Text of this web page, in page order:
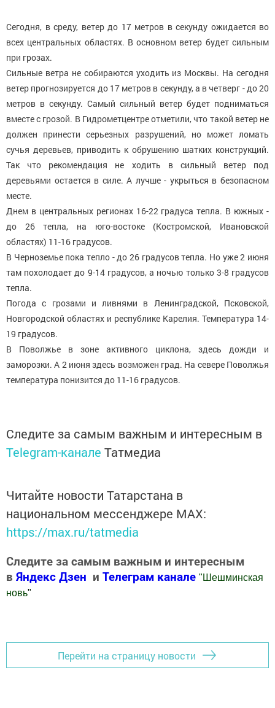
Сегодня, в среду, ветер до 17 метров в секунду ожидается во
всех центральных областях. В основном ветер будет сильным
при грозах.
Сильные ветра не собираются уходить из Москвы. На сегодня
ветер прогнозируется до 17 метров в секунду, а в четверг - до 20
метров в секунду. Самый сильный ветер будет подниматься
вместе с грозой. В Гидрометцентре отметили, что такой ветер не
должен принести серьезных разрушений, но может ломать
сучья деревьев, приводить к обрушению шатких конструкций.
Так что рекомендация не ходить в сильный ветер под
деревьями остается в силе. А лучше - укрыться в безопасном
месте.
Днем в центральных регионах 16-22 градуса тепла. В южных -
до 26 тепла, на юго-востоке (Костромской, Ивановской
областях) 11-16 градусов.
В Черноземье пока тепло - до 26 градусов тепла. Но уже 2 июня
там похолодает до 9-14 градусов, а ночью только 3-8 градусов
тепла.
Погода с грозами и ливнями в Ленинградской, Псковской,
Новгородской областях и республике Карелия. Температура 14-
19 градусов.
В Поволжье в зоне активного циклона, здесь дожди и
заморозки. А 2 июня здесь возможен град. На севере Поволжья
температура понизится до 11-16 градусов.
Следите за самым важным и интересным в
Telegram-канале Татмедиа
Читайте новости Татарстана в
национальном мессенджере MАХ:
https://max.ru/tatmedia
Следите за самым важным и интересным
в Яндекс Дзен и Телеграм канале "Шешминская
новь"
Перейти на страницу новости